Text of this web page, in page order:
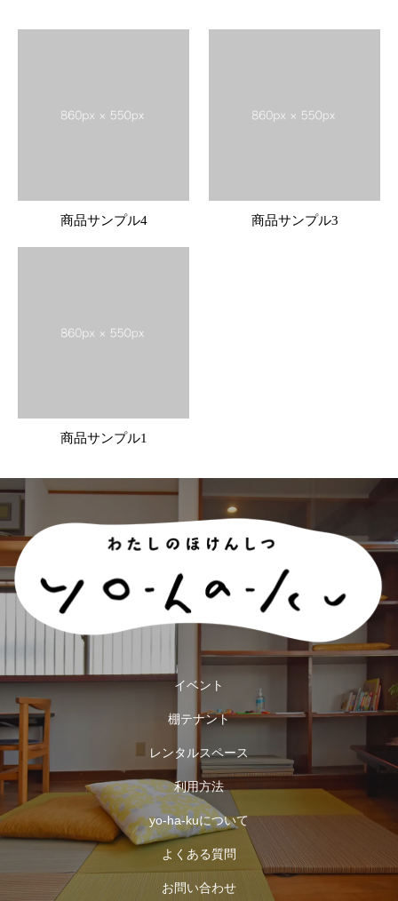
商品サンプル4 商品サンプル3
商品サンプル1
イベント
棚テナント
レンタルスペース
利用方法
yo-ha-kuについて
よくある質問
お問い合わせ